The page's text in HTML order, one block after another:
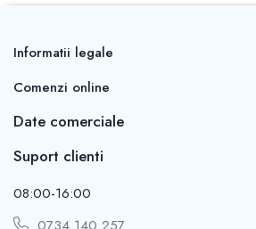
Informatii legale
Comenzi online
Date comerciale
Suport clienti
08:00-16:00